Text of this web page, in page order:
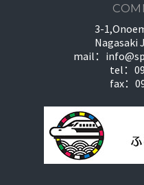
3-
Nagasaki
mail：
tel：
fax：